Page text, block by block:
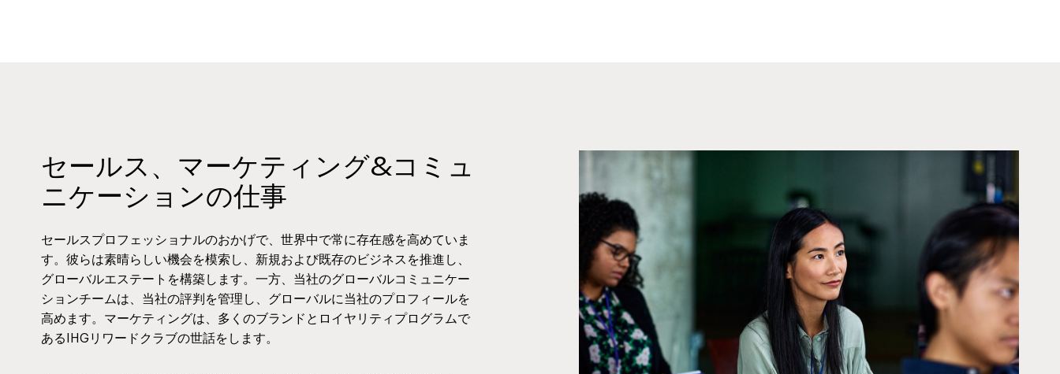
セールス、マーケティング&コミュ
ニケーションの仕事
セールスプロフェッショナルのおかげで、世界中で常に存在感を高めていま
す。彼らは素晴らしい機会を模索し、新規および既存のビジネスを推進し、
グローバルエステートを構築します。一方、当社のグローバルコミュニケー
ションチームは、当社の評判を管理し、グローバルに当社のプロフィールを
高めます。マーケティングは、多くのブランドとロイヤリティプログラムで
あるIHGリワードクラブの世話をします。